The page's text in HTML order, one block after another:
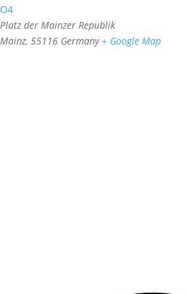
O4
Platz der Mainzer Republik
Mainz, 55116 Germany + Google Map